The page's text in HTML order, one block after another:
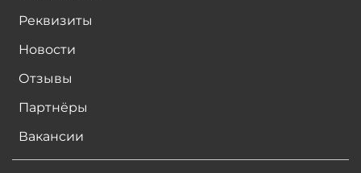
Реквизиты
Новости
Отзывы
Партнёры
Вакансии